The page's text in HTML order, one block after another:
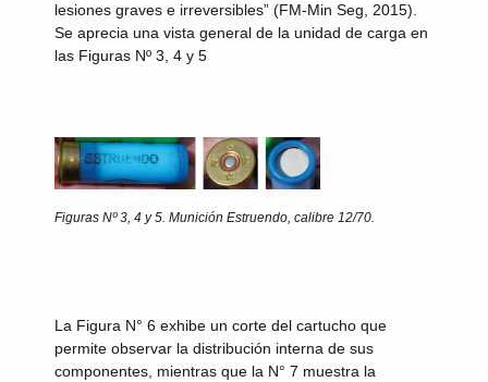
lesiones graves e irreversibles” (FM-Min Seg, 2015).
Se aprecia una vista general de la unidad de carga en
las Figuras Nº 3, 4 y 5
Figuras Nº 3, 4 y 5. Munición Estruendo, calibre 12/70.
La Figura N° 6 exhibe un corte del cartucho que
permite observar la distribución interna de sus
componentes, mientras que la N° 7 muestra la